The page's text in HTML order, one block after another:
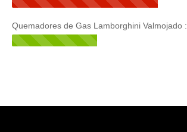
Quemadores de Gas Lamborghini Valmojado :